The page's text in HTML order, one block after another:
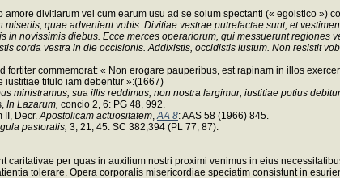
amore divitiarum vel cum earum usu ad se solum spectanti (« egoistico »)
quae advenient vobis. Divitiae vestrae putrefactae sunt, et
in novissimis diebus. Ecce merces operariorum, qui messuerunt
corda vestra in die occisionis. Addixistis, occidistis iustum. Non resistit
fortiter commemorat: « Non erogare pauperibus, est rapinam in illos
iustitiae titulo iam debentur »:(1667)
ministramus, sua illis reddimus, non nostra largimur; iustitiae potius
In Lazarum, concio 2, 6: PG 48, 992.
Decr. Apostolicam actuositatem AA 8: AAS 58 (1966) 845.
pastoralis, 3, 21, 45: SC 382,394 (PL 77, 87).
caritativae per quas in auxilium nostri proximi venimus in eius
tolerare. Opera corporalis misericordiae speciatim consistunt in